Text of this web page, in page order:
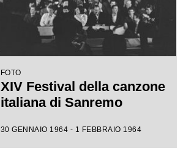
FOTO
XIV Festival della canzone
italiana di Sanremo
30 GENNAIO 1964 - 1 FEBBRAIO 1964